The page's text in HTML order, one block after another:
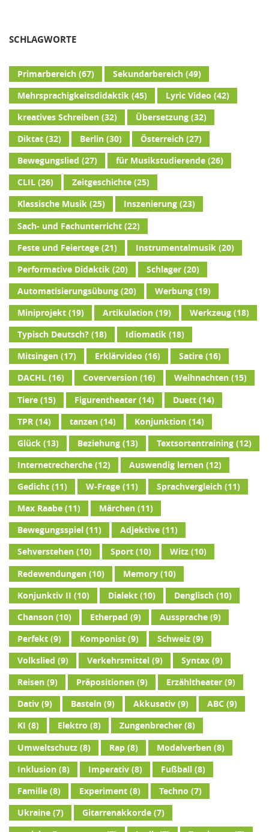
SCHLAGWORTE
Primarbereich(67) Sekundarbereich(49)
Mehrsprachigkeitsdidaktik(45) Lyric Video (42)
kreatives Schreiben(32) Übersetzung(32)
Diktat(32) Berlin(30) Österreich(27)
Bewegungslied (27) für Musikstudierende(26)
CLIL(26) Zeitgeschichte(25)
Klassische Musik(25) Inszenierung(23)
Sach- und Fachunterricht(22)
Feste und Feiertage(21) Instrumentalmusik(20)
Performative Didaktik(20) Schlager(20)
Automatisierungsübung(20) Werbung(19)
Miniprojekt(19) Artikulation(19) Werkzeug(18)
Typisch Deutsch?(18) Idiomatik(18)
Mitsingen(17) Erklärvideo (16) Satire(16)
DACHL(16) Coverversion(16) Weihnachten(15)
Tiere(15) Figurentheater(14) Duett(14)
TPR(14) tanzen(14) Konjunktion(14)
Glück(13) Beziehung(13) Textsortentraining(12)
Internetrecherche(12) Auswendig lernen(12)
Gedicht(11) W-Frage(11) Sprachvergleich(11)
Max Raabe(11) Märchen(11)
Bewegungsspiel(11) Adjektive(11)
Sehverstehen(10) Sport(10) Witz(10)
Redewendungen(10) Memory(10)
Konjunktiv II (10) Dialekt(10) Denglisch(10)
Chanson(10) Etherpad (9) Aussprache(9)
Perfekt(9) Komponist(9) Schweiz(9)
Volkslied (9) Verkehrsmittel(9) Syntax(9)
Reisen(9) Präpositionen(9) Erzähltheater(9)
Dativ(9) Basteln(9) Akkusativ(9) ABC (9)
KI (8) Elektro (8) Zungenbrecher(8)
Umweltschutz(8) Rap(8) Modalverben(8)
Inklusion(8) Imperativ(8) Fußball(8)
Familie(8) Experiment(8) Techno (7)
Ukraine(7) Gitarrenakkorde(7)